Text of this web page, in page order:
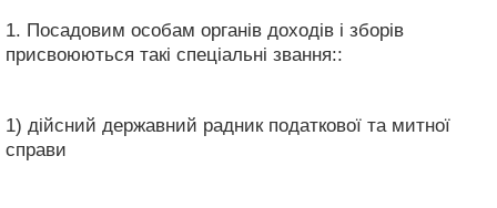
1. Посадовим особам органів доходів і зборів
присвоюються такі спеціальні звання::
1) дійсний державний радник податкової та митної
справи